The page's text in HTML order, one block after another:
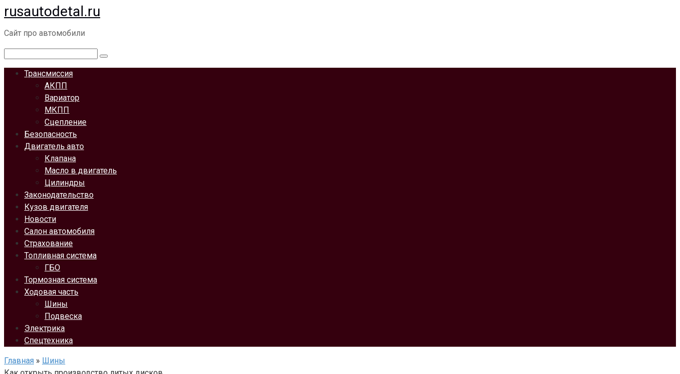
Перейти
к
контенту
rusautodetal.ru
Сайт про автомобили
Трансмиссия
АКПП
Вариатор
МКПП
Сцепление
Безопасность
Двигатель авто
Клапана
Масло в двигатель
Цилиндры
Законодательство
Кузов двигателя
Новости
Салон автомобиля
Страхование
Топливная система
ГБО
Тормозная система
Ходовая часть
Шины
Подвеска
Электрика
Спецтехника
Главная » Шины